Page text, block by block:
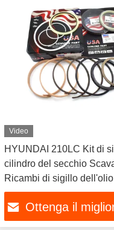
Video
HYUNDAI 210LC Kit di
cilindro del secchio
Ricambi di sigillo
idraulico
Ottenga il